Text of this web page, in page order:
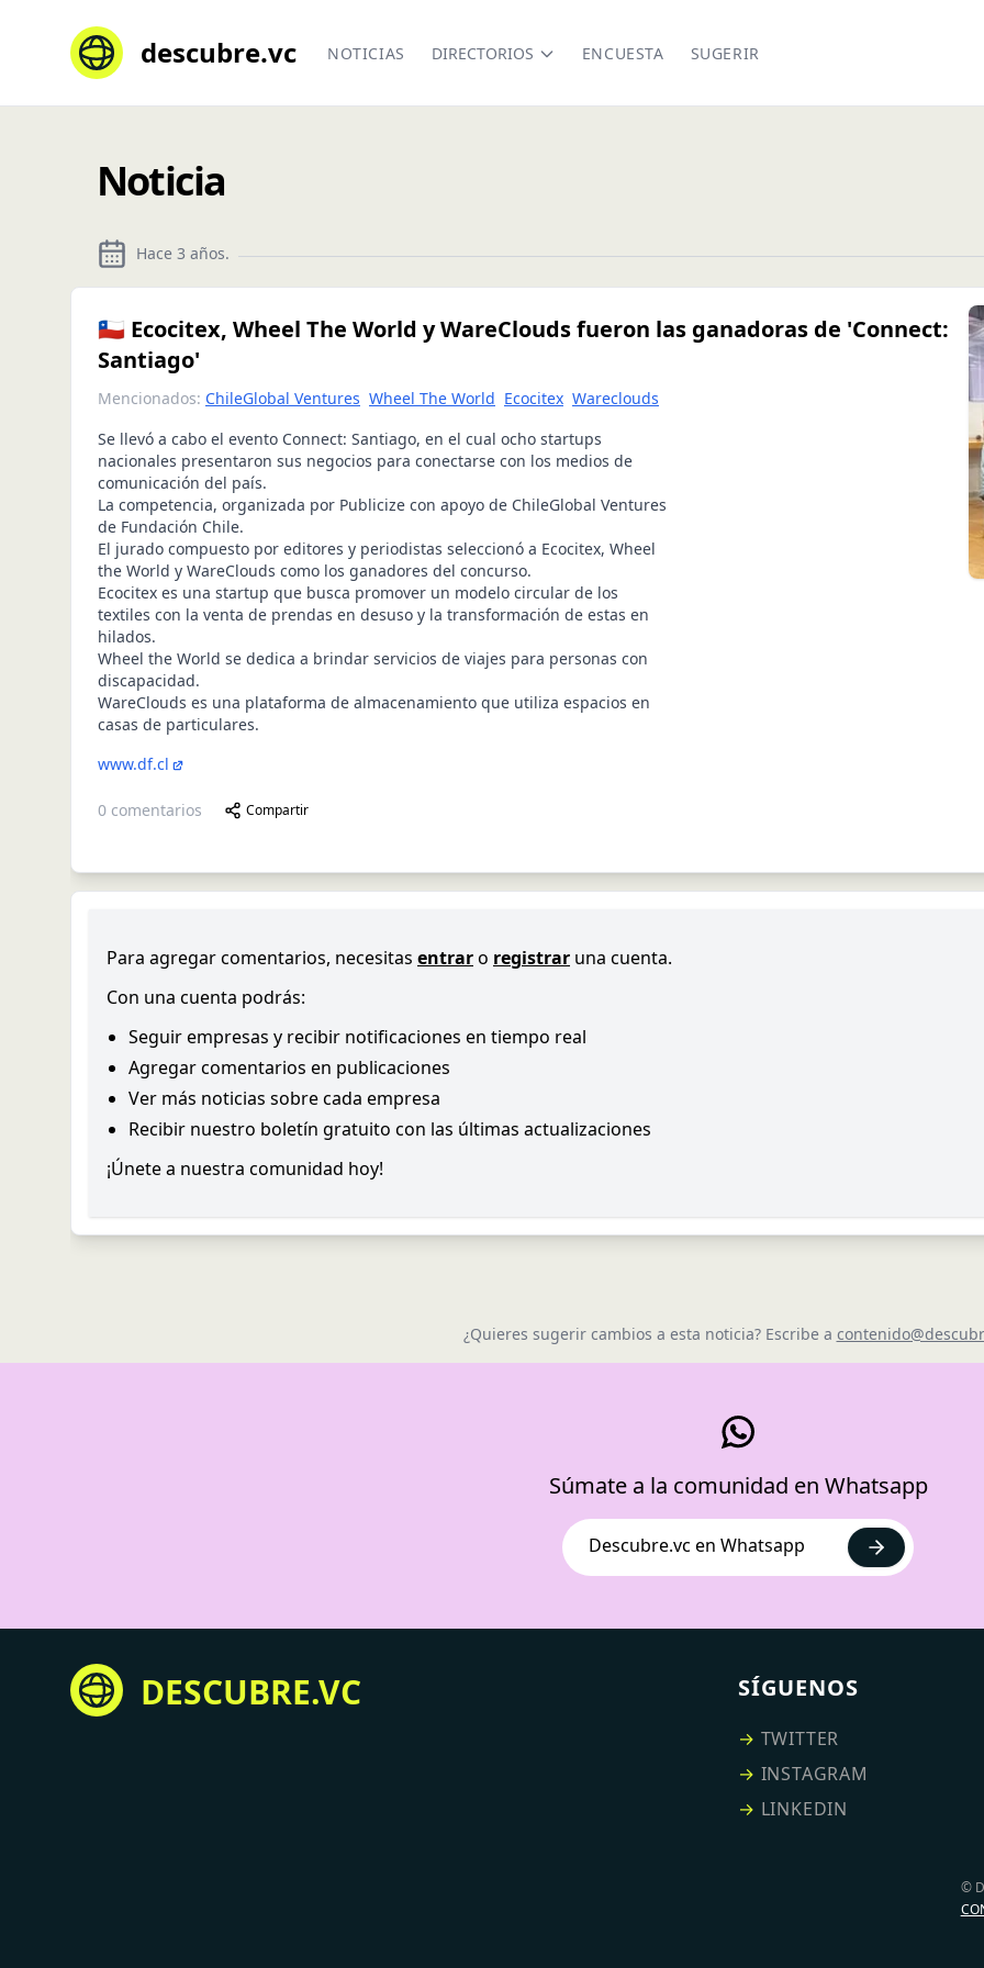
descubre.vc NOTICIAS DIRECTORIOS ENCUESTA SUGERIR
Noticia
Hace 3 años.
🇨🇱 Ecocitex, Wheel The World y WareClouds fueron las ganadoras de 'Connect:
Santiago'
Mencionados: ChileGlobal Ventures Wheel The World Ecocitex Wareclouds
Se llevó a cabo el evento Connect: Santiago, en el cual ocho startups
nacionales presentaron sus negocios para conectarse con los medios de
comunicación del país.
La competencia, organizada por Publicize con apoyo de ChileGlobal Ventures
de Fundación Chile.
El jurado compuesto por editores y periodistas seleccionó a Ecocitex, Wheel
the World y WareClouds como los ganadores del concurso.
Ecocitex es una startup que busca promover un modelo circular de los
textiles con la venta de prendas en desuso y la transformación de estas en
hilados.
Wheel the World se dedica a brindar servicios de viajes para personas con
discapacidad.
WareClouds es una plataforma de almacenamiento que utiliza espacios en
casas de particulares.
www.df.cl
0 comentarios Compartir
Para agregar comentarios, necesitas entraro registrar una cuenta.
Con una cuenta podrás:
Seguir empresas y recibir notificaciones en tiempo real
Agregar comentarios en publicaciones
Ver más noticias sobre cada empresa
Recibir nuestro boletín gratuito con las últimas actualizaciones
¡Únete a nuestra comunidad hoy!
¿Quieres sugerir cambios a esta noticia? Escribe a
Súmate a la comunidad en Whatsapp
Descubre.vc en Whatsapp
DESCUBRE.VC SÍGUENOS
→ TWITTER
→ INSTAGRAM
→ LINKEDIN
©